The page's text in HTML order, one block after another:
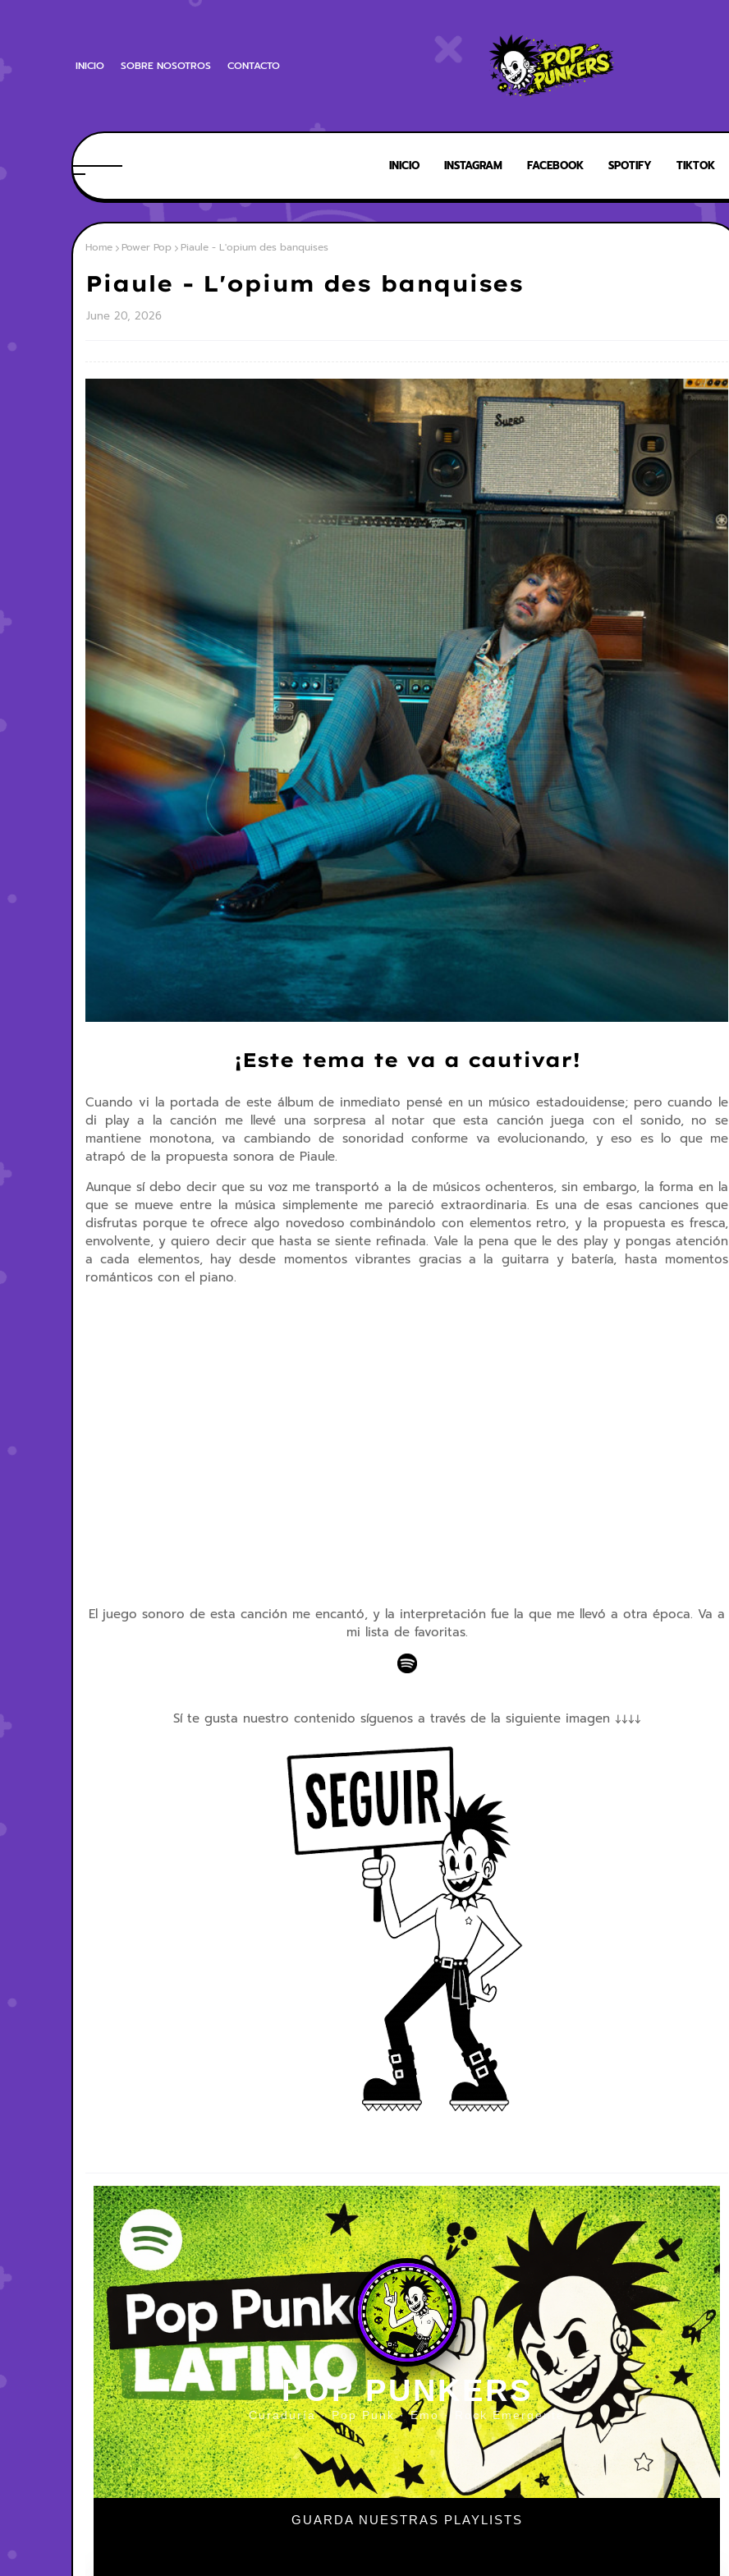
INICIO SOBRE NOSOTROS CONTACTO
INICIO INSTAGRAM FACEBOOK SPOTIFY TIKTOK
Home Power Pop Piaule - L'opium des banquises
Piaule - L'opium des banquises
June 20, 2026
¡Este tema te va a cautivar!
Cuando vi la portada de este álbum de inmediato pensé en un músico estadouidense; pero cuando le
di play a la canción me llevé una sorpresa al notar que esta canción juega con el sonido, no se
mantiene monotona, va cambiando de sonoridad conforme va evolucionando, y eso es lo que me
atrapó de la propuesta sonora de Piaule.
Aunque sí debo decir que su voz me transportó a la de músicos ochenteros, sin embargo, la forma en la
que se mueve entre la música simplemente me pareció extraordinaria. Es una de esas canciones que
disfrutas porque te ofrece algo novedoso combinándolo con elementos retro, y la propuesta es fresca,
envolvente, y quiero decir que hasta se siente refinada. Vale la pena que le des play y pongas atención
a cada elementos, hay desde momentos vibrantes gracias a la guitarra y batería, hasta momentos
románticos con el piano.
El juego sonoro de esta canción me encantó, y la interpretación fue la que me llevó a otra época. Va a
mi lista de favoritas.
Sí te gusta nuestro contenido síguenos a través de la siguiente imagen ↓↓↓↓
POP PUNKERS
Curaduría · Pop Punk · Emo · Rock Emergente
GUARDA NUESTRAS PLAYLISTS